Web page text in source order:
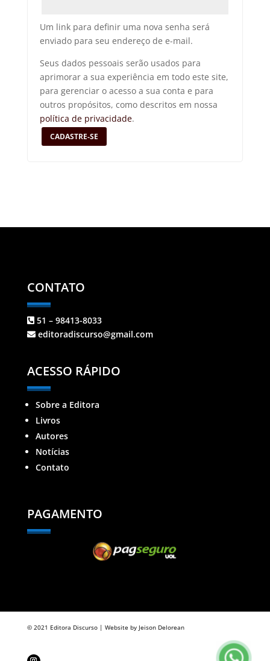
Um link para definir uma nova senha será
enviado para seu endereço de e-mail.
Seus dados pessoais serão usados para
aprimorar a sua experiência em todo este site,
para gerenciar o acesso a sua conta e para
outros propósitos, como descritos em nossa
política de privacidade.
CADASTRE-SE
CONTATO
51 – 98413-8033
editoradiscurso@gmail.com
ACESSO RÁPIDO
Sobre a Editora
Livros
Autores
Notícias
Contato
PAGAMENTO
© 2021 Editora Discurso | Website by Jeison Delorean